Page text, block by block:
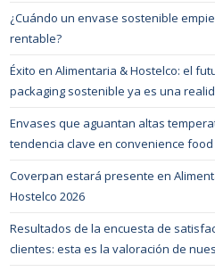
¿Cuándo un envase sostenible
rentable?
Éxito en Alimentaria & Hostelco: el
packaging sostenible ya es una
Envases que aguantan altas
tendencia clave en convenience food
Coverpan estará presente en
Hostelco 2026
Resultados de la encuesta de
clientes: esta es la valoración de